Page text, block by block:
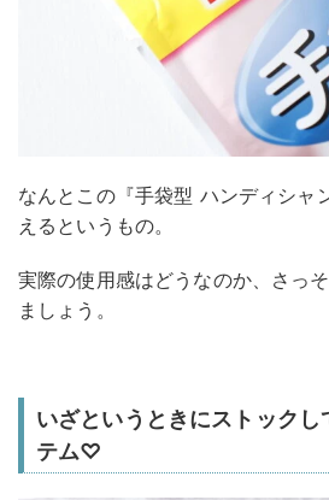
なんとこの『手袋型 ハンディシャ
えるというもの。
実際の使用感はどうなのか、さっ
ましょう。
いざというときにストックし
テム♡